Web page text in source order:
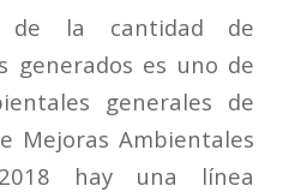
de la cantidad de
generados es uno de
generales de
Mejoras Ambientales
hay una línea